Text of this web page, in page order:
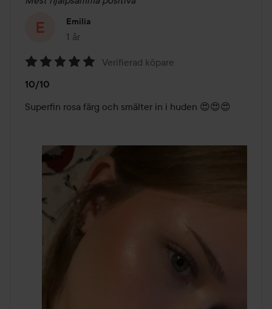
Emilia
1 år
Inlägget skapades 1 år
5
av
Verifierad köpare
10/10
Superfin rosa färg och smälter in i huden 😍😍😍